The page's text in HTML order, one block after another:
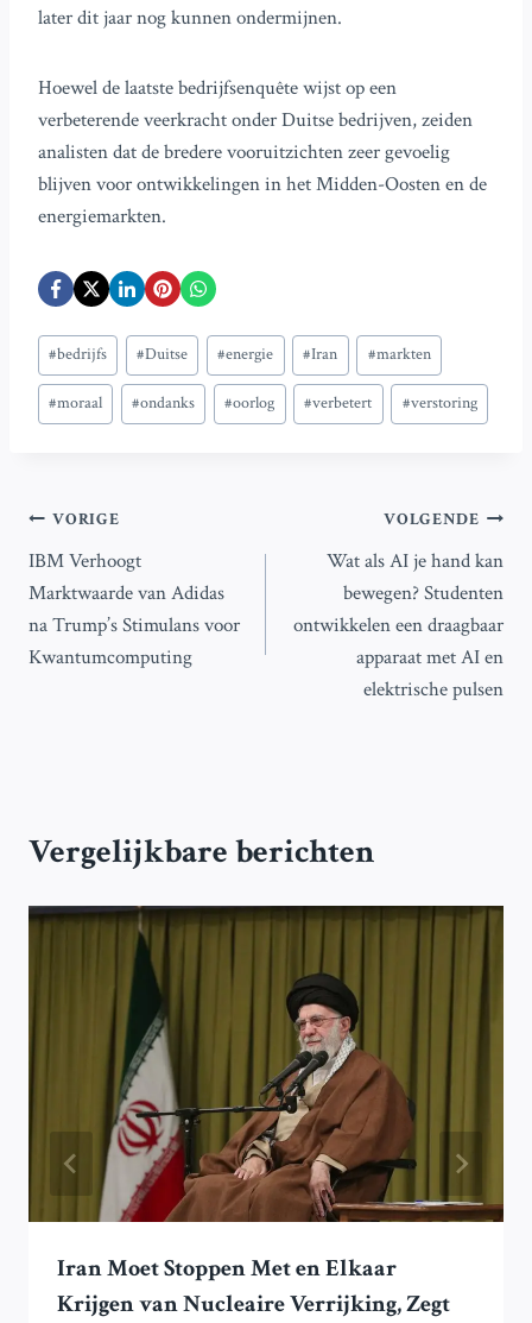
later dit jaar nog kunnen ondermijnen.
Hoewel de laatste bedrijfsenquête wijst op een
verbeterende veerkracht onder Duitse bedrijven, zeiden
analisten dat de bredere vooruitzichten zeer gevoelig
blijven voor ontwikkelingen in het Midden-Oosten en de
energiemarkten.
Bericht
tags:
#bedrijfs #Duitse #energie #Iran #markten
#moraal #ondanks #oorlog #verbetert #verstoring
Bericht
navigatie
VORIGE
IBM Verhoogt
Marktwaarde van Adidas
na Trump’s Stimulans voor
Kwantumcomputing
VOLGENDE
Wat als AI je hand kan
bewegen? Studenten
ontwikkelen een draagbaar
apparaat met AI en
elektrische pulsen
Vergelijkbare berichten
Iran Moet Stoppen Met en Elkaar
Krijgen van Nucleaire Verrijking, Zegt